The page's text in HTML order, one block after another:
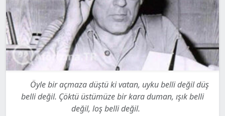
Öyle bir açmaza düştü ki vatan, uyku belli değil düş
belli değil. Çöktü üstümüze bir kara duman, ışık belli
değil, loş belli değil.